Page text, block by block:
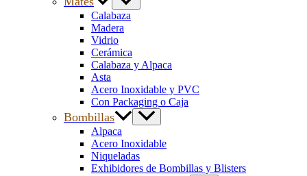
Calabaza
Madera
Vidrio
Cerámica
Calabaza y Alpaca
Asta
Acero Inoxidable y PVC
Con Packaging o Caja
Bombillas
Alpaca
Acero Inoxidable
Niqueladas
Exhibidores de Bombillas y Blisters